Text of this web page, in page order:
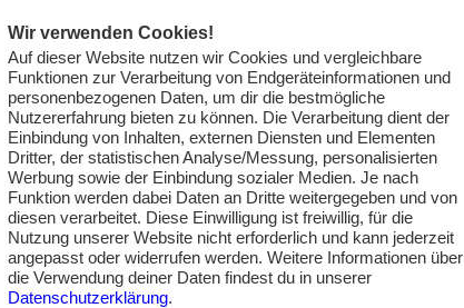
handlichen, sehr durchdachten Kunststoffbox
(55/102 mm); Kardangelenk; 10
¼-Zoll-Adapter, Bithalter, 21 Bits (6 Kreuzschlitz
3-7 mm; 7 Torx TR10-40). Die Profi
sich maßhaltig und sehr hochwertig
Wir verwenden Cookies!
Auf dieser Website nutzen wir Cookies und vergleichbare
Funktionen zur Verarbeitung von Endgeräteinformationen und
personenbezogenen Daten, um dir die bestmögliche
Nutzererfahrung bieten zu können. Die Verarbeitung dient der
Einbindung von Inhalten, externen Diensten und Elementen
Dritter, der statistischen Analyse/Messung, personalisierten
Werbung sowie der Einbindung sozialer Medien. Je nach
Funktion werden dabei Daten an Dritte weitergegeben und von
diesen verarbeitet. Diese Einwilligung ist freiwillig, für die
Nutzung unserer Website nicht erforderlich und kann jederzeit
angepasst oder widerrufen werden. Weitere Informationen über
die Verwendung deiner Daten findest du in unserer
Datenschutzerklärung.